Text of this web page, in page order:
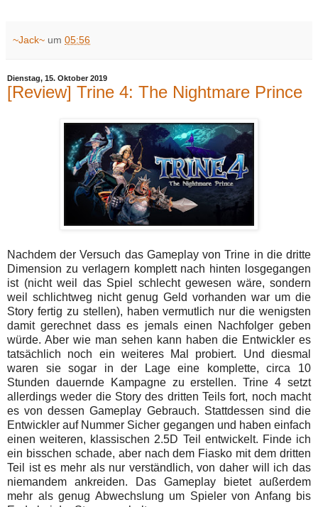
~Jack~ um 05:56
Dienstag, 15. Oktober 2019
[Review] Trine 4: The Nightmare Prince
Nachdem der Versuch das Gameplay von Trine in die dritte
Dimension zu verlagern komplett nach hinten losgegangen
ist (nicht weil das Spiel schlecht gewesen wäre, sondern
weil schlichtweg nicht genug Geld vorhanden war um die
Story fertig zu stellen), haben vermutlich nur die wenigsten
damit gerechnet dass es jemals einen Nachfolger geben
würde. Aber wie man sehen kann haben die Entwickler es
tatsächlich noch ein weiteres Mal probiert. Und diesmal
waren sie sogar in der Lage eine komplette, circa 10
Stunden dauernde Kampagne zu erstellen. Trine 4 setzt
allerdings weder die Story des dritten Teils fort, noch macht
es von dessen Gameplay Gebrauch. Stattdessen sind die
Entwickler auf Nummer Sicher gegangen und haben einfach
einen weiteren, klassischen 2.5D Teil entwickelt. Finde ich
ein bisschen schade, aber nach dem Fiasko mit dem dritten
Teil ist es mehr als nur verständlich, von daher will ich das
niemandem ankreiden. Das Gameplay bietet außerdem
mehr als genug Abwechslung um Spieler von Anfang bis